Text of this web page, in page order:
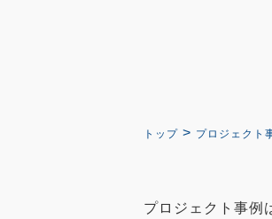
トップ> プロジェクト
プロジェクト事例